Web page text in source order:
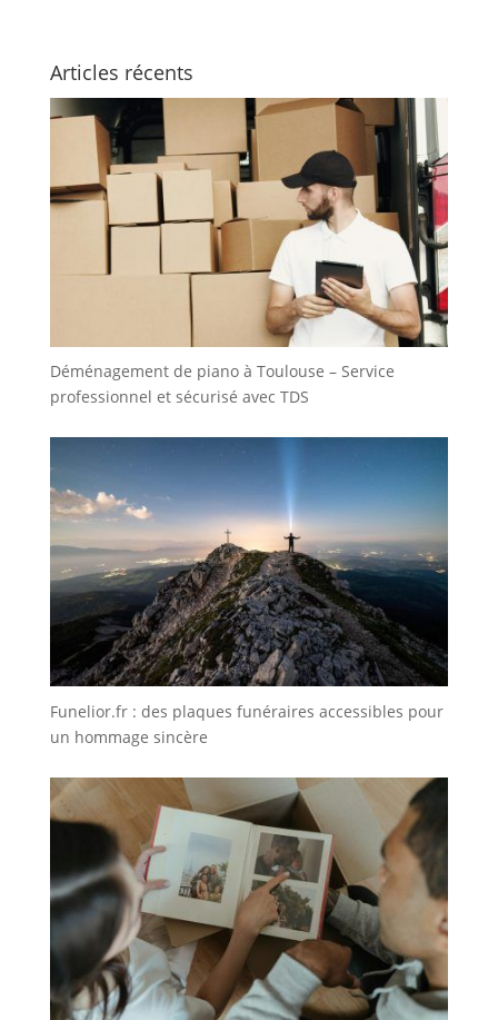
Articles récents
Déménagement de piano à Toulouse – Service
professionnel et sécurisé avec TDS
Funelior.fr : des plaques funéraires accessibles pour
un hommage sincère